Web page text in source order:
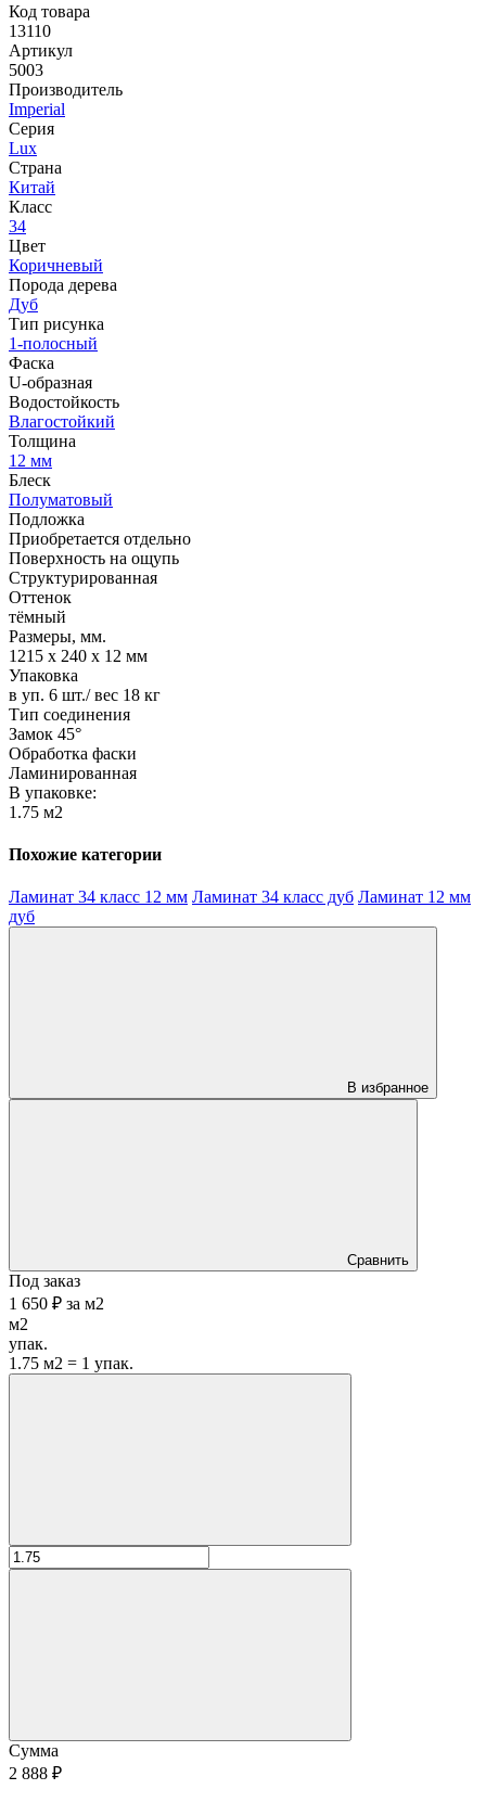
Код товара
13110
Артикул
5003
Производитель
Imperial
Серия
Lux
Страна
Китай
Класс
34
Цвет
Коричневый
Порода дерева
Дуб
Тип рисунка
1-полосный
Фаска
U-образная
Водостойкость
Влагостойкий
Толщина
12 мм
Блеск
Полуматовый
Подложка
Приобретается отдельно
Поверхность на ощупь
Структурированная
Оттенок
тёмный
Размеры, мм.
1215 х 240 х 12 мм
Упаковка
в уп. 6 шт./ вес 18 кг
Тип соединения
Замок 45°
Обработка фаски
Ламинированная
В упаковке:
1.75 м2
Похожие категории
Ламинат 34 класс 12 мм Ламинат 34 класс дуб Ламинат 12 мм
дуб
В избранное
Сравнить
Под заказ
1 650 ₽ за м2
м2
упак.
1.75 м2 = 1 упак.
Сумма
2 888 ₽